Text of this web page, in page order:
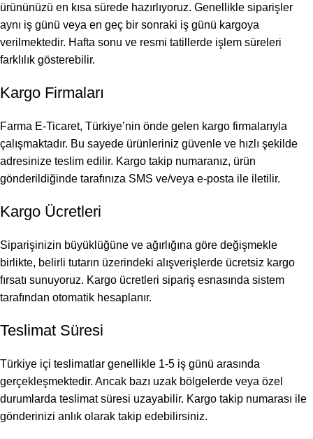
ürününüzü en kısa sürede hazırlıyoruz. Genellikle siparişler
aynı iş günü veya en geç bir sonraki iş günü kargoya
verilmektedir. Hafta sonu ve resmi tatillerde işlem süreleri
farklılık gösterebilir.
Kargo Firmaları
Farma E-Ticaret, Türkiye’nin önde gelen kargo firmalarıyla
çalışmaktadır. Bu sayede ürünleriniz güvenle ve hızlı şekilde
adresinize teslim edilir. Kargo takip numaranız, ürün
gönderildiğinde tarafınıza SMS ve/veya e-posta ile iletilir.
Kargo Ücretleri
Siparişinizin büyüklüğüne ve ağırlığına göre değişmekle
birlikte, belirli tutarın üzerindeki alışverişlerde ücretsiz kargo
fırsatı sunuyoruz. Kargo ücretleri sipariş esnasında sistem
tarafından otomatik hesaplanır.
Teslimat Süresi
Türkiye içi teslimatlar genellikle 1-5 iş günü arasında
gerçekleşmektedir. Ancak bazı uzak bölgelerde veya özel
durumlarda teslimat süresi uzayabilir. Kargo takip numarası ile
gönderinizi anlık olarak takip edebilirsiniz.